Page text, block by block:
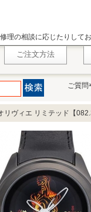
理の相談に応じたりして
ご注文方法
ご質問
リヴィエ リミテッド【